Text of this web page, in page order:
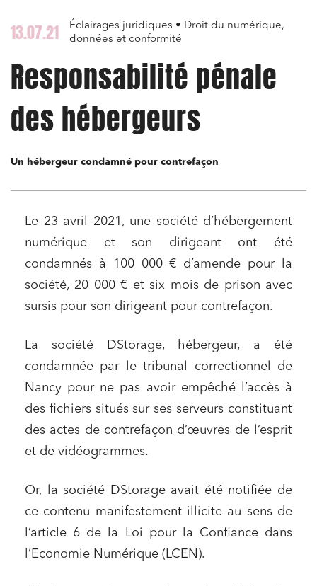
13.07.21
Éclairages juridiques • Droit du numérique,
données et conformité
Responsabilité pénale
des hébergeurs
Un hébergeur condamné pour contrefaçon
Le 23 avril 2021, une société d’hébergement
numérique et son dirigeant ont été
condamnés à 100 000 € d’amende pour la
société, 20 000 € et six mois de prison avec
sursis pour son dirigeant pour contrefaçon.
La société DStorage, hébergeur, a été
condamnée par le tribunal correctionnel de
Nancy pour ne pas avoir empêché l’accès à
des fichiers situés sur ses serveurs constituant
des actes de contrefaçon d’œuvres de l’esprit
et de vidéogrammes.
Or, la société DStorage avait été notifiée de
ce contenu manifestement illicite au sens de
l’article 6 de la Loi pour la Confiance dans
l’Economie Numérique (LCEN).